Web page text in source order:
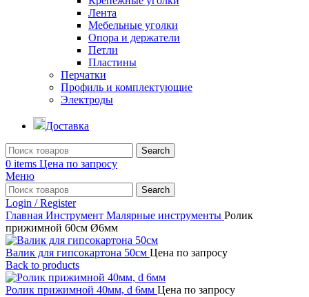
Лента
Мебельные уголки
Опора и держатели
Петли
Пластины
Перчатки
Профиль и комплектующие
Электроды
Доставка
Search
0 items Цена по запросу
Меню
Search
Login / Register
Главная Инструмент Малярные инструменты Ролик
прижимной 60см Ø6мм
Валик для гипсокартона 50см Цена по запросу
Back to products
Ролик прижимной 40мм, d 6мм Цена по запросу